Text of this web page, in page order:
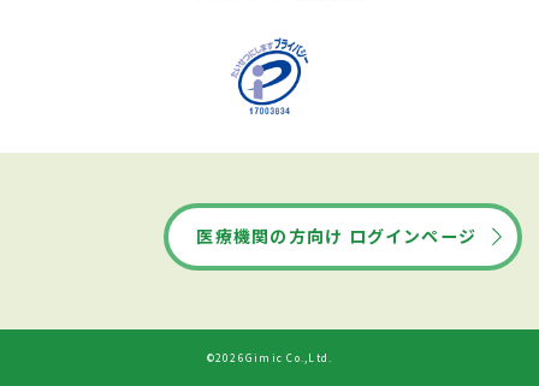
医療機関の方向け ログインページ
©2026Gimic Co.,Ltd.